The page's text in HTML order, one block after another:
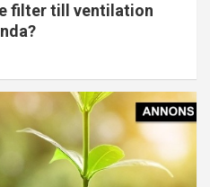
filter till ventilation